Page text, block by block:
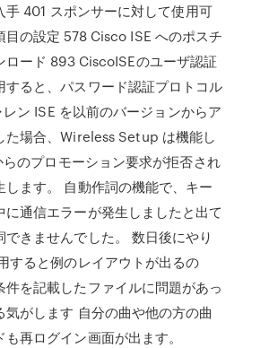
手 401 スポンサーに対して使用可
目の設定 578 Cisco ISE へのポスチ
ロード 893 CiscoISEのユーザ認証
すると、パスワード認証プロトコル
レン ISE を以前のバージョンからア
た場合、Wireless Setup は機能し
らのプロモーション要求が拒否され
します。 自動作詞の機能で、キー
に通信エラーが発生しましたと出て
できませんでした。 数日後にやり
すると例のレイアウトが出るの
件を記載したファイルに問題があっ
気がします 自分の曲や他の方の曲
再ログイン画面が出ます。